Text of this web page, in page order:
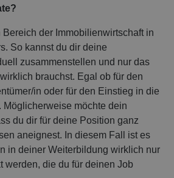
der Immobilienwirtschaft in
So kannst du dir deine
zusammenstellen und nur das
brauchst. Egal ob für den
in oder für den Einstieg in die
Möglicherweise möchte dein
du dir für deine Position ganz
aneignest. In diesem Fall ist es
in deiner Weiterbildung wirklich nur
werden, die du für deinen Job